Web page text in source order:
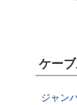
ケー
ジャン